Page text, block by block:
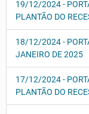
19/12/2024 -
PLANTÃO DO
18/12/2024 -
JANEIRO DE 2025
17/12/2024 -
PLANTÃO DO